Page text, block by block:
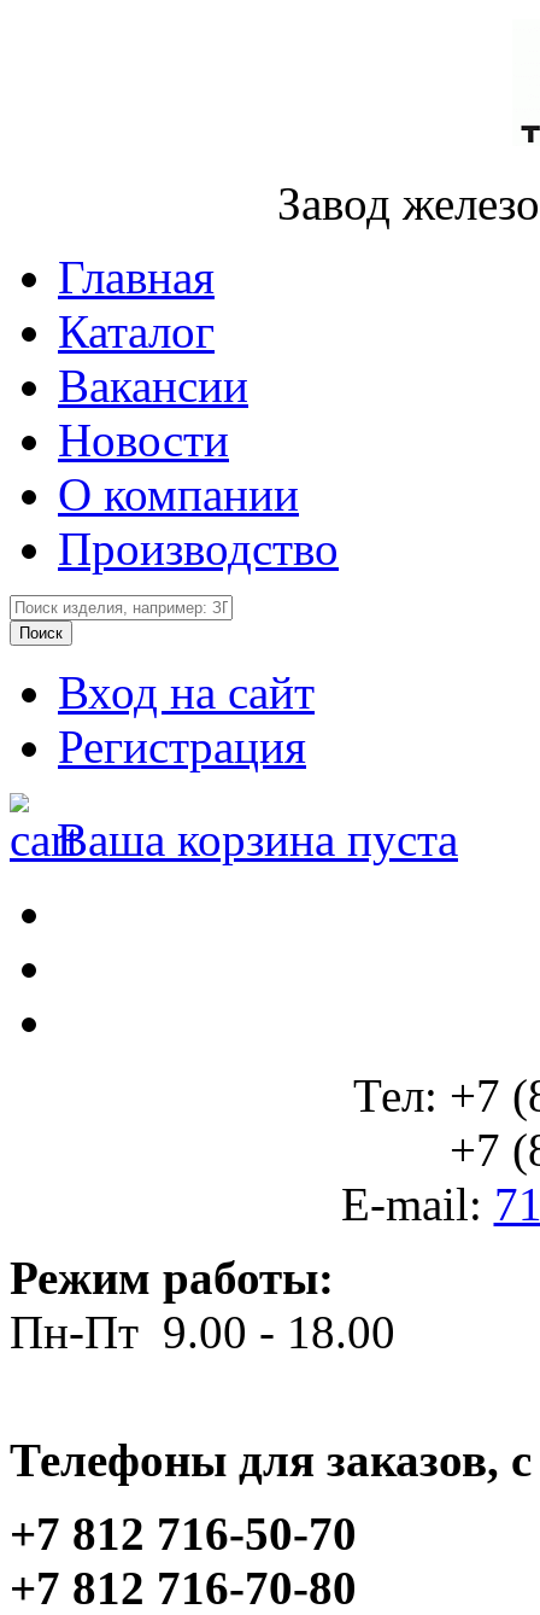
Завод
Главная
Каталог
Вакансии
Новости
О компании
Производство
Вход на сайт
Регистрация
Ваша корзина пуста
Тел: +7
+7
E-mail:
Режим работы:
Пн-Пт 9.00 - 18.00
Телефоны для заказов,
+7 812 716-50-70
+7 812 716-70-80